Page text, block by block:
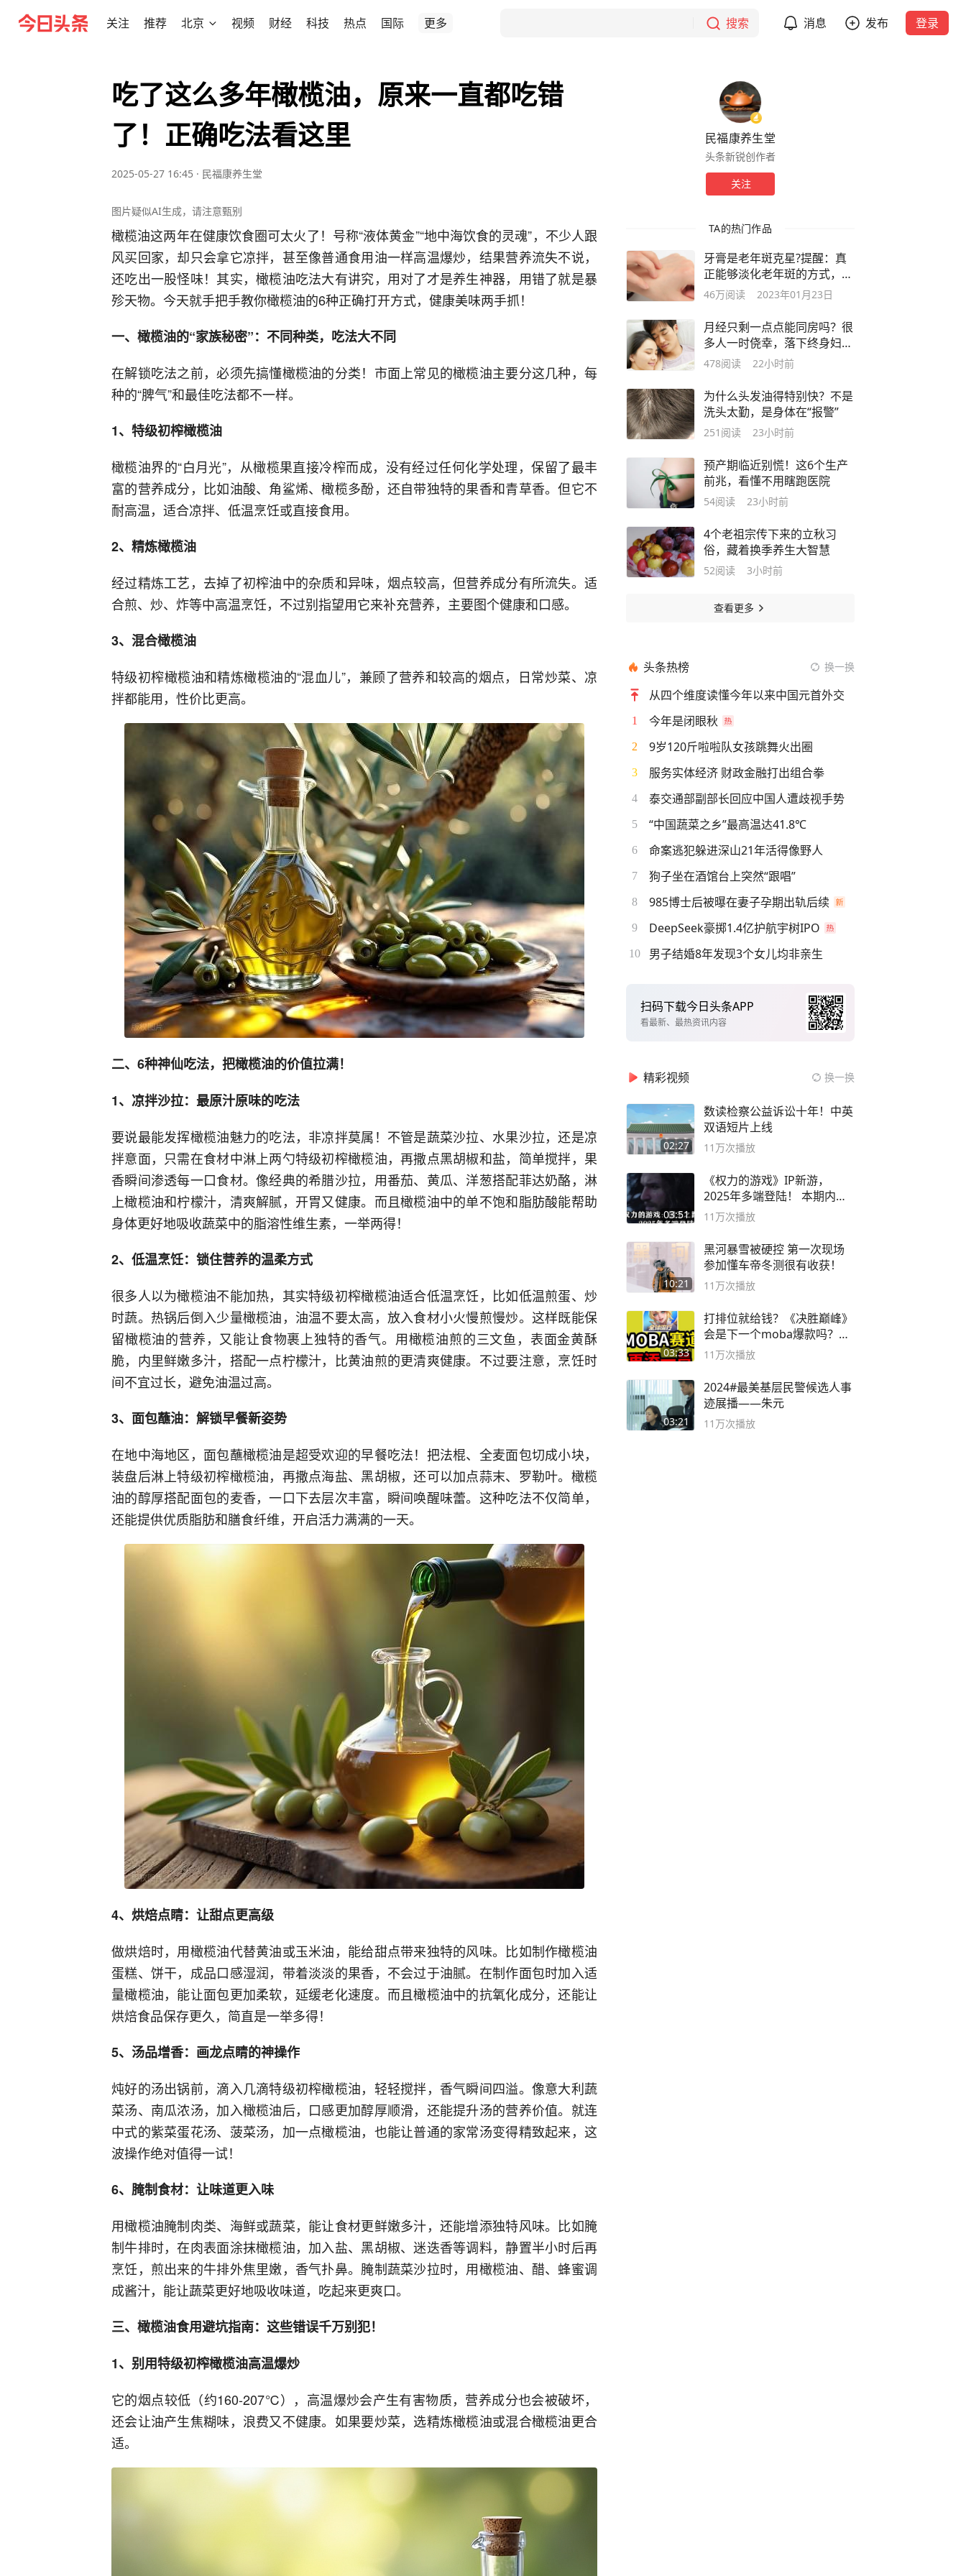
关注 推荐 北京 视频 财经 科技 热点 国际 更多 搜索 消息 发布 登录
吃了这么多年橄榄油，原来一直都吃错
了！正确吃法看这里
2025-05-27 16:45 · 民福康养生堂
图片疑似AI生成，请注意甄别
橄榄油这两年在健康饮食圈可太火了！号称“液体黄金”“地中海饮食的灵魂”，不少人跟
风买回家，却只会拿它凉拌，甚至像普通食用油一样高温爆炒，结果营养流失不说，
还吃出一股怪味！其实，橄榄油吃法大有讲究，用对了才是养生神器，用错了就是暴
殄天物。今天就手把手教你橄榄油的6种正确打开方式，健康美味两手抓！
一、橄榄油的“家族秘密”：不同种类，吃法大不同
在解锁吃法之前，必须先搞懂橄榄油的分类！市面上常见的橄榄油主要分这几种，每
种的“脾气”和最佳吃法都不一样。
1、特级初榨橄榄油
橄榄油界的“白月光”，从橄榄果直接冷榨而成，没有经过任何化学处理，保留了最丰
富的营养成分，比如油酸、角鲨烯、橄榄多酚，还自带独特的果香和青草香。但它不
耐高温，适合凉拌、低温烹饪或直接食用。
2、精炼橄榄油
经过精炼工艺，去掉了初榨油中的杂质和异味，烟点较高，但营养成分有所流失。适
合煎、炒、炸等中高温烹饪，不过别指望用它来补充营养，主要图个健康和口感。
3、混合橄榄油
特级初榨橄榄油和精炼橄榄油的“混血儿”，兼顾了营养和较高的烟点，日常炒菜、凉
拌都能用，性价比更高。
二、6种神仙吃法，把橄榄油的价值拉满！
1、凉拌沙拉：最原汁原味的吃法
要说最能发挥橄榄油魅力的吃法，非凉拌莫属！不管是蔬菜沙拉、水果沙拉，还是凉
拌意面，只需在食材中淋上两勺特级初榨橄榄油，再撒点黑胡椒和盐，简单搅拌，果
香瞬间渗透每一口食材。像经典的希腊沙拉，用番茄、黄瓜、洋葱搭配菲达奶酪，淋
上橄榄油和柠檬汁，清爽解腻，开胃又健康。而且橄榄油中的单不饱和脂肪酸能帮助
身体更好地吸收蔬菜中的脂溶性维生素，一举两得！
2、低温烹饪：锁住营养的温柔方式
很多人以为橄榄油不能加热，其实特级初榨橄榄油适合低温烹饪，比如低温煎蛋、炒
时蔬。热锅后倒入少量橄榄油，油温不要太高，放入食材小火慢煎慢炒。这样既能保
留橄榄油的营养，又能让食物裹上独特的香气。用橄榄油煎的三文鱼，表面金黄酥
脆，内里鲜嫩多汁，搭配一点柠檬汁，比黄油煎的更清爽健康。不过要注意，烹饪时
间不宜过长，避免油温过高。
3、面包蘸油：解锁早餐新姿势
在地中海地区，面包蘸橄榄油是超受欢迎的早餐吃法！把法棍、全麦面包切成小块，
装盘后淋上特级初榨橄榄油，再撒点海盐、黑胡椒，还可以加点蒜末、罗勒叶。橄榄
油的醇厚搭配面包的麦香，一口下去层次丰富，瞬间唤醒味蕾。这种吃法不仅简单，
还能提供优质脂肪和膳食纤维，开启活力满满的一天。
4、烘焙点睛：让甜点更高级
做烘焙时，用橄榄油代替黄油或玉米油，能给甜点带来独特的风味。比如制作橄榄油
蛋糕、饼干，成品口感湿润，带着淡淡的果香，不会过于油腻。在制作面包时加入适
量橄榄油，能让面包更加柔软，延缓老化速度。而且橄榄油中的抗氧化成分，还能让
烘焙食品保存更久，简直是一举多得！
5、汤品增香：画龙点睛的神操作
炖好的汤出锅前，滴入几滴特级初榨橄榄油，轻轻搅拌，香气瞬间四溢。像意大利蔬
菜汤、南瓜浓汤，加入橄榄油后，口感更加醇厚顺滑，还能提升汤的营养价值。就连
中式的紫菜蛋花汤、菠菜汤，加一点橄榄油，也能让普通的家常汤变得精致起来，这
波操作绝对值得一试！
6、腌制食材：让味道更入味
用橄榄油腌制肉类、海鲜或蔬菜，能让食材更鲜嫩多汁，还能增添独特风味。比如腌
制牛排时，在肉表面涂抹橄榄油，加入盐、黑胡椒、迷迭香等调料，静置半小时后再
烹饪，煎出来的牛排外焦里嫩，香气扑鼻。腌制蔬菜沙拉时，用橄榄油、醋、蜂蜜调
成酱汁，能让蔬菜更好地吸收味道，吃起来更爽口。
三、橄榄油食用避坑指南：这些错误千万别犯！
1、别用特级初榨橄榄油高温爆炒
它的烟点较低（约160-207℃），高温爆炒会产生有害物质，营养成分也会被破坏，
还会让油产生焦糊味，浪费又不健康。如果要炒菜，选精炼橄榄油或混合橄榄油更合
适。
民福康养生堂
头条新锐创作者
关注
TA的热门作品
牙膏是老年斑克星?提醒：真
正能够淡化老年斑的方式，只
有这两种
46万阅读 2023年01月23日
月经只剩一点点能同房吗？很
多人一时侥幸，落下终身妇科
问题
478阅读 22小时前
为什么头发油得特别快？不是
洗头太勤，是身体在“报警”
251 阅读 23小时前
预产期临近别慌！这6个生产
前兆，看懂不用瞎跑医院
54阅读 23小时前
4个老祖宗传下来的立秋习
俗，藏着换季养生大智慧
52阅读 3小时前
查看更多
头条热榜 换一换
从四个维度读懂今年以来中国元首外交
1 今年是闭眼秋
2 9岁120斤啦啦队女孩跳舞火出圈
3 服务实体经济 财政金融打出组合拳
4 泰交通部副部长回应中国人遭歧视手势
5 “中国蔬菜之乡”最高温达41.8℃
6 命案逃犯躲进深山21年活得像野人
7 狗子坐在酒馆台上突然“跟唱”
8 985博士后被曝在妻子孕期出轨后续
9 DeepSeek豪掷1.4亿护航宇树IPO
10 男子结婚8年发现3个女儿均非亲生
扫码下载今日头条APP
看最新、最热资讯内容
精彩视频 换一换
02:27
数读检察公益诉讼十年！中英
双语短片上线
11万次播放
03:51
《权力的游戏》IP新游，
2025年多端登陆！ 本期内容
概要
11万次播放
10:21
黑河暴雪被硬控 第一次现场
参加懂车帝冬测很有收获！
11万次播放
03:33
打排位就给钱？《决胜巅峰》
会是下一个moba爆款吗？#
决胜巅峰
11万次播放
03:21
2024#最美基层民警候选人事
迹展播——朱元
11万次播放